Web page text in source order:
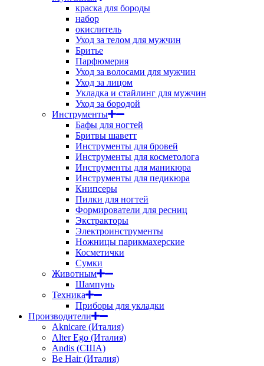
краска для бороды
набор
окислитель
Уход за телом для мужчин
Бритье
Парфюмерия
Уход за волосами для мужчин
Уход за лицом
Укладка и стайлинг для мужчин
Уход за бородой
Инструменты
Бафы для ногтей
Бритвы шаветт
Инструменты для бровей
Инструменты для косметолога
Инструменты для маникюра
Инструменты для педикюра
Книпсеры
Пилки для ногтей
Формирователи для ресниц
Экстракторы
Электроинструменты
Ножницы парикмахерские
Косметички
Сумки
Животным
Шампунь
Техника
Приборы для укладки
Производители
Aknicare (Италия)
Alter Ego (Италия)
Andis (США)
Be Hair (Италия)